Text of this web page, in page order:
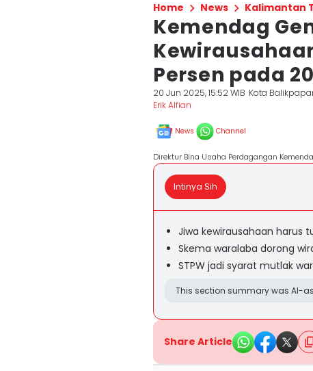
Home News Kalimantan
Kemendag
Persen pada
20 Jun 2025, 15:52 WIB Kota
Erik Alfian
News Channel
Direktur Bina Usaha Perdagangan
Intinya Sih
Jiwa kewirausahaan harus
Skema waralaba dorong
STPW jadi syarat mutlak
This section summary was AI-
Share Article